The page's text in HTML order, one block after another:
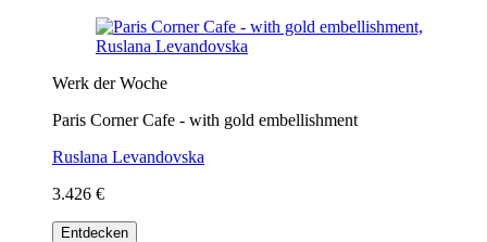
Werk der Woche
Paris Corner Cafe - with gold embellishment
Ruslana Levandovska
3.426 €
Entdecken